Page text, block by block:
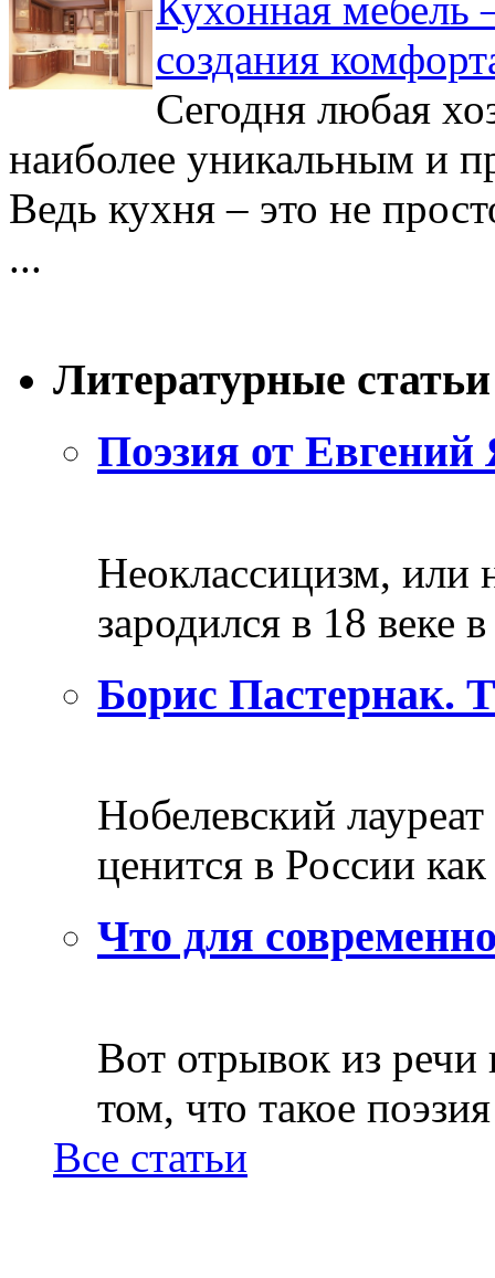
создания
Сегодня любая
наиболее уникальным и
Ведь кухня – это не
...
Литературные статьи
Поэзия от Евгений
Неоклассицизм, или
зародился в 18 веке
Борис Пастернак.
Нобелевский
ценится в России
Что для
Вот отрывок из
том, что такое
Все статьи